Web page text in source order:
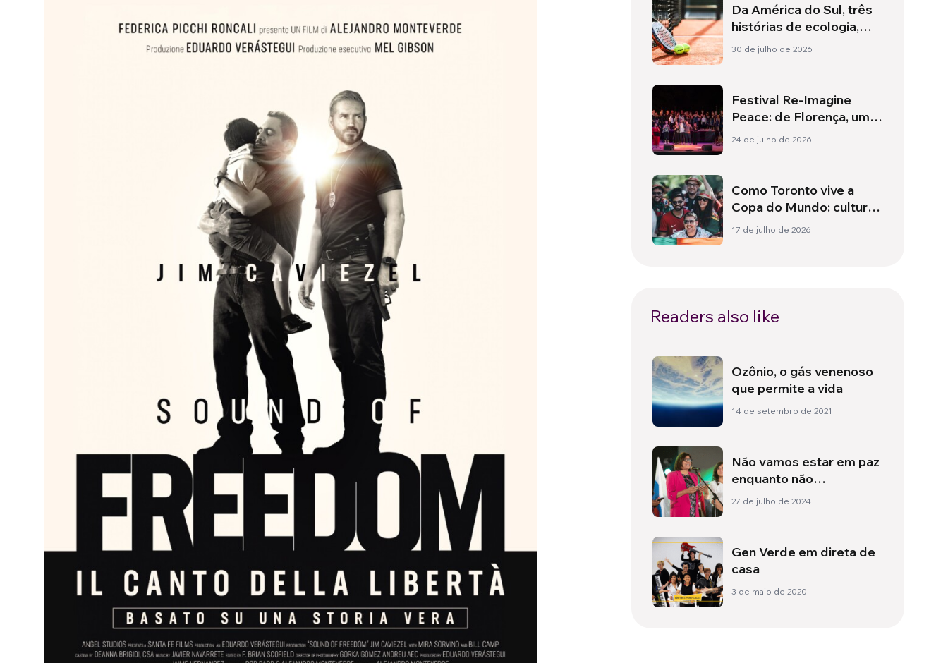
Da América do Sul, três
histórias de ecologia,
esporte e saúde
30 de julho de 2026
Festival Re-Imagine
Peace: de Florença, um
hino à paz
24 de julho de 2026
Como Toronto vive a
Copa do Mundo: cultura,
identidade e política
17 de julho de 2026
Readers also like
Ozônio, o gás venenoso
que permite a vida
14 de setembro de 2021
Não vamos estar em paz
enquanto não
alcançarmos a paz!
27 de julho de 2024
Gen Verde em direta de
casa
3 de maio de 2020